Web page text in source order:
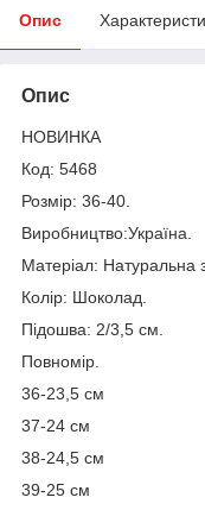
Опис
Опис
НОВИНКА
Код: 5468
Розмір: 36-40.
Виробництво:Україна.
Матеріал: Натуральна
Колір: Шоколад.
Підошва: 2/3,5 см.
Повномір.
36-23,5 см
37-24 см
38-24,5 см
39-25 см